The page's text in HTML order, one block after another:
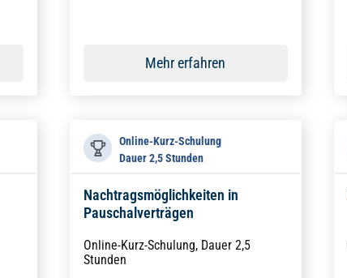
Mehr erfahren
Online-Kurz-Schulung
Dauer 2,5 Stunden
Nachtragsmöglichkeiten in
Pauschalverträgen
Online-Kurz-Schulung, Dauer 2,5
Stunden